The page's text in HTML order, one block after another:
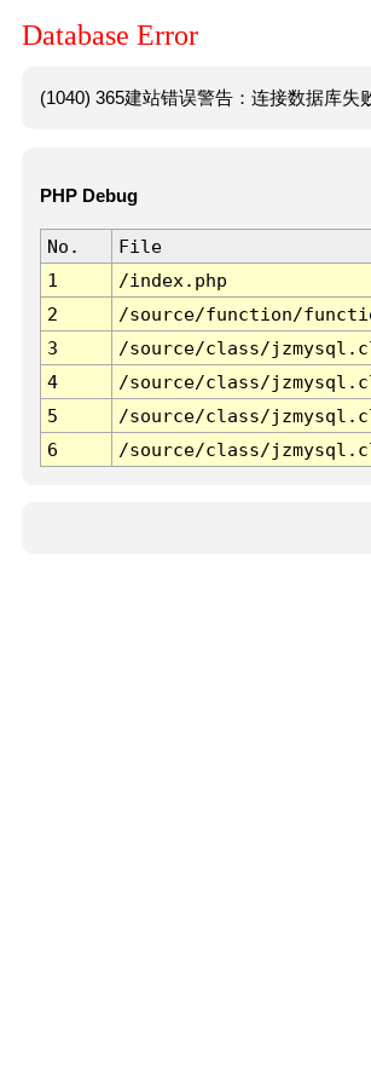
Database Error
(1040) 365建站错误警告：连接数据库失
PHP Debug
No. File
1
/index.php
2
/source/function/
3
/source/class/
4
/source/class/
5
/source/class/
6
/source/class/